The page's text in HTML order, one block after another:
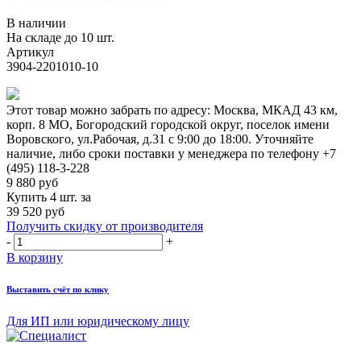
В наличии
На складе до 10 шт.
Артикул
3904-2201010-10
Этот товар можно забрать по адресу: Москва, МКАД 43 км,
корп. 8 МО, Богородский городской округ, поселок имени
Воровского, ул.Рабочая, д.31 с 9:00 до 18:00. Уточняйте
наличие, либо сроки поставки у менеджера по телефону +7
(495) 118-3-228
9 880 руб
Купить 4 шт. за
39 520 руб
Получить скидку от производителя
-
+
В корзину
Выставить счёт по клику
Для ИП или юридическому лицу